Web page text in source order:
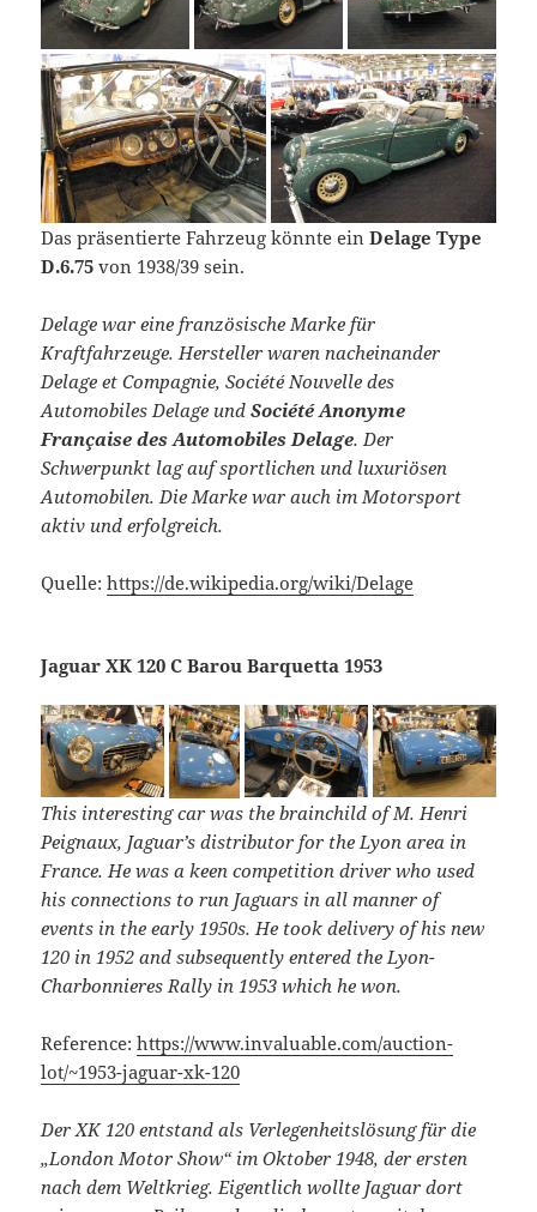
Das präsentierte Fahrzeug könnte einDelage Type
D.6.75 von 1938/39 sein.
Delage war eine französische Marke für
Kraftfahrzeuge. Hersteller waren nacheinander
Delage et Compagnie, Société Nouvelle des
Automobiles Delage undSociété Anonyme
Française des Automobiles Delage. Der
Schwerpunkt lag auf sportlichen und luxuriösen
Automobilen. Die Marke war auch im Motorsport
aktiv und erfolgreich.
Quelle:https://de.wikipedia.org/wiki/Delage
Jaguar XK 120 C Barou Barquetta 1953
This interesting car was the brainchild of M. Henri
Peignaux, Jaguar’s distributor for the Lyon area in
France. He was a keen competition driver who used
his connections to run Jaguars in all manner of
events in the early 1950s. He took delivery of his new
120 in 1952 and subsequently entered the Lyon-
Charbonnieres Rally in 1953 which he won.
Reference:https://www.invaluable.com/auction-
lot/~1953-jaguar-xk-120
Der XK 120 entstand als Verlegenheitslösung für die
„London Motor Show“ im Oktober 1948, der ersten
nach dem Weltkrieg. Eigentlich wollte Jaguar dort